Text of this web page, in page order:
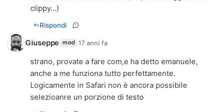
clippy...)
Rispondi
Giuseppe mod 17 anni fa
strano, provate a fare com,e ha detto emanuele,
anche a me funziona tutto perfettamente.
Logicamente in Safari non è ancora possibile
selezioanre un porzione di testo